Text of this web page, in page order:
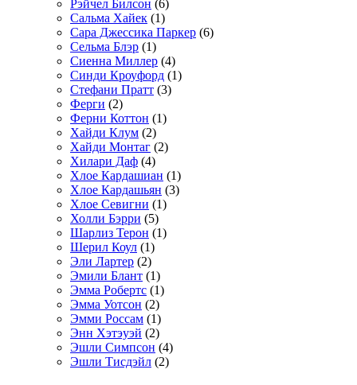
Рэйчел Билсон (6)
Сальма Хайек (1)
Сара Джессика Паркер (6)
Сельма Блэр (1)
Сиенна Миллер (4)
Синди Кроуфорд (1)
Стефани Пратт (3)
Ферги (2)
Ферни Коттон (1)
Хайди Клум (2)
Хайди Монтаг (2)
Хилари Даф (4)
Хлое Кардашиан (1)
Хлое Кардашьян (3)
Хлое Севигни (1)
Холли Бэрри (5)
Шарлиз Терон (1)
Шерил Коул (1)
Эли Лартер (2)
Эмили Блант (1)
Эмма Робертс (1)
Эмма Уотсон (2)
Эмми Россам (1)
Энн Хэтэуэй (2)
Эшли Симпсон (4)
Эшли Тисдэйл (2)